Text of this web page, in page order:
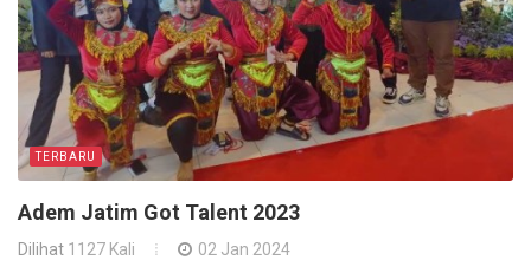
TERBARU
Adem Jatim Got Talent 2023
Dilihat 1127 Kali 02 Jan 2024